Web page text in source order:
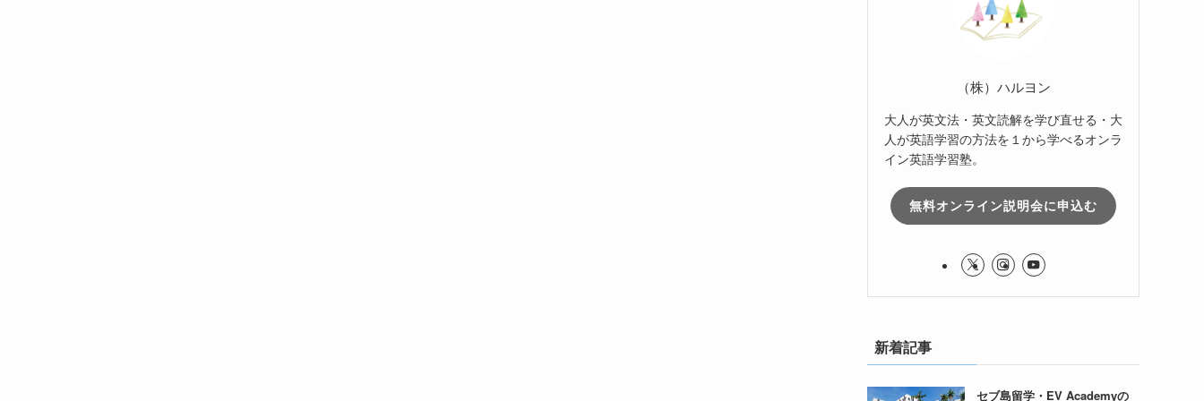
（株）ハルヨン
大人が英文法・英文読解を学び直せる・大
人が英語学習の方法を１から学べるオンラ
イン英語学習塾。
無料オンライン説明会に申込む
新着記事
セブ島留学・EV Academyの